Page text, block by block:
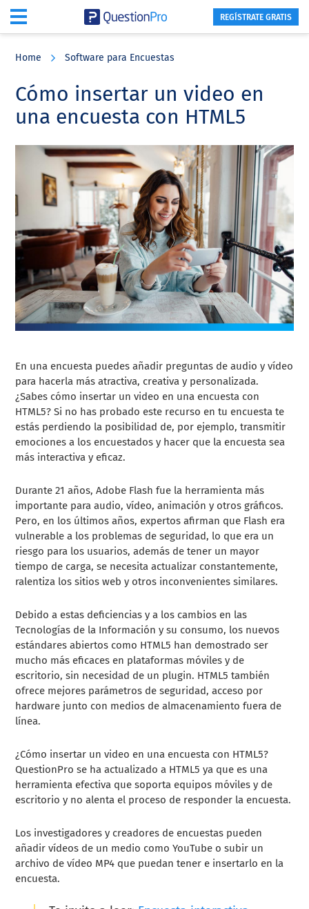
content
sidebar
REGÍSTRATE GRATIS
Home Software para Encuestas
Cómo insertar un video en
una encuesta con HTML5
En una encuesta puedes añadir preguntas de audio y vídeo
para hacerla más atractiva, creativa y personalizada.
¿Sabes cómo insertar un video en una encuesta con
HTML5? Si no has probado este recurso en tu encuesta te
estás perdiendo la posibilidad de, por ejemplo, transmitir
emociones a los encuestados y hacer que la encuesta sea
más interactiva y eficaz.
Durante 21 años, Adobe Flash fue la herramienta más
importante para audio, vídeo, animación y otros gráficos.
Pero, en los últimos años, expertos afirman que Flash era
vulnerable a los problemas de seguridad, lo que era un
riesgo para los usuarios, además de tener un mayor
tiempo de carga, se necesita actualizar constantemente,
ralentiza los sitios web y otros inconvenientes similares.
Debido a estas deficiencias y a los cambios en las
Tecnologías de la Información y su consumo, los nuevos
estándares abiertos como HTML5 han demostrado ser
mucho más eficaces en plataformas móviles y de
escritorio, sin necesidad de un plugin. HTML5 también
ofrece mejores parámetros de seguridad, acceso por
hardware junto con medios de almacenamiento fuera de
línea.
¿Cómo insertar un video en una encuesta con HTML5?
QuestionPro se ha actualizado a HTML5 ya que es una
herramienta efectiva que soporta equipos móviles y de
escritorio y no alenta el proceso de responder la encuesta.
Los investigadores y creadores de encuestas pueden
añadir vídeos de un medio como YouTube o subir un
archivo de vídeo MP4 que puedan tener e insertarlo en la
encuesta.